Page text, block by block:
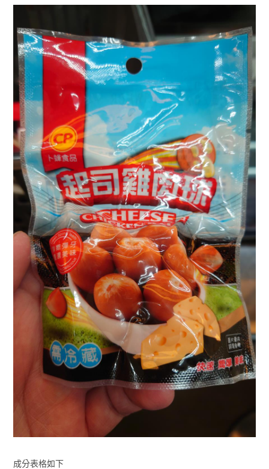
成分表格如下